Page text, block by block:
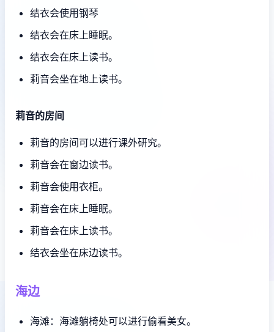
结衣会使用钢琴
结衣会在床上睡眠。
结衣会在床上读书。
莉音会坐在地上读书。
莉音的房间
莉音的房间可以进行课外研究。
莉音会在窗边读书。
莉音会使用衣柜。
莉音会在床上睡眠。
莉音会在床上读书。
结衣会坐在床边读书。
海边
海滩：海滩躺椅处可以进行偷看美女。